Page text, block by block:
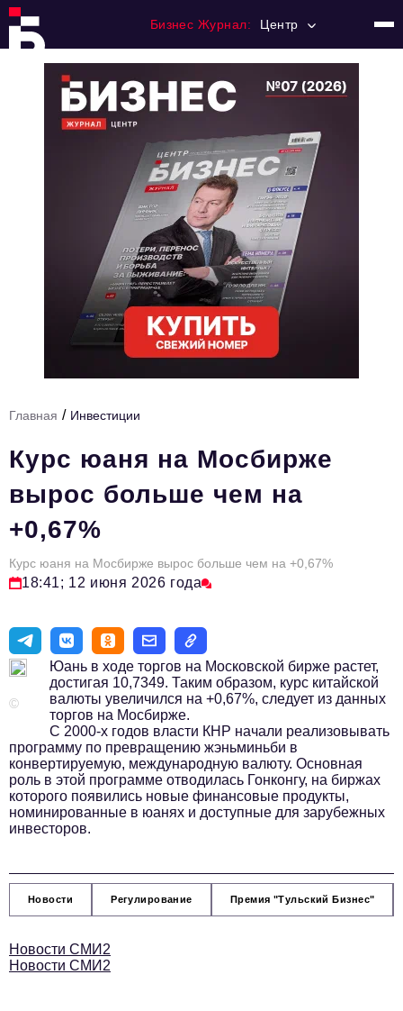
Бизнес Журнал: Центр
Регулирование
Премия "Тульский Бизнес"
История тульского предпринимательства
Тема номера
HR
Персона номера
Инфраструктура развития
Туризм
Импортозамещение
Мероприятия
Авторские материалы
Видео
Телефон редакции: +7 495 727-01-67
Информационный отдел
Отдел рекламы
Отдел распространения/редакционная подписка
Главная / Инвестиции
Курс юаня на Мосбирже
вырос больше чем на
+0,67%
Курс юаня на Мосбирже вырос больше чем на +0,67%
18:41; 12 июня 2026 года
©
Юань в ходе торгов на Московской бирже растет,
достигая 10,7349. Таким образом, курс китайской
валюты увеличился на +0,67%, следует из данных
торгов на Мосбирже.
С 2000-х годов власти КНР начали реализовывать
программу по превращению жэньминьби в
конвертируемую, международную валюту. Основная
роль в этой программе отводилась Гонконгу, на биржах
которого появились новые финансовые продукты,
номинированные в юанях и доступные для зарубежных
инвесторов.
Новости Регулирование Премия "Тульский Бизнес"
Новости СМИ2
Новости СМИ2